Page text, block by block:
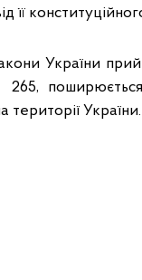
її
України
поширюється
території України.